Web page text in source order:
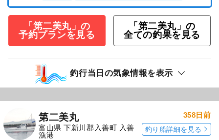
「第二美丸」の
予約プランを見る
「第二美丸」の
全ての釣果を見る
釣行当日の気象情報を表示
第二美丸
富山県 下新川郡入善町 入善
漁港
358日前
釣り船詳細を見る